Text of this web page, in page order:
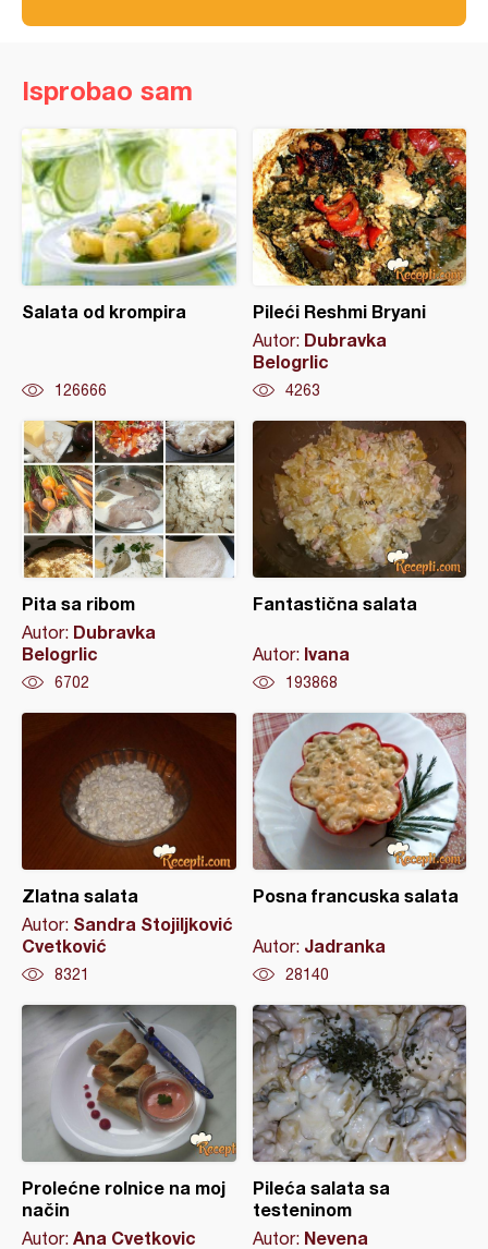
Isprobao sam
Salata od krompira
126666
Pileći Reshmi Bryani
Autor: Dubravka
Belogrlic
4263
Pita sa ribom
Autor: Dubravka
Belogrlic
6702
Fantastična salata
Autor: Ivana
193868
Zlatna salata
Autor: Sandra Stojiljković
Cvetković
8321
Posna francuska salata
Autor: Jadranka
28140
Prolećne rolnice na moj
način
Autor: Ana Cvetkovic
Pileća salata sa
testeninom
Autor: Nevena